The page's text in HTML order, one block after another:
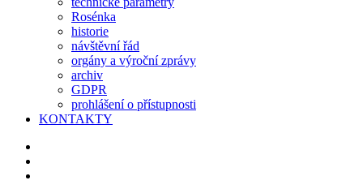
Rosénka
historie
návštěvní řád
orgány a výroční zprávy
archiv
GDPR
prohlášení o přístupnosti
KONTAKTY